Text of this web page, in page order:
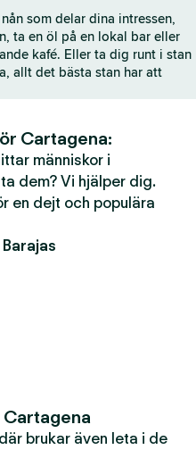
som delar dina intressen,
ta en öl på en lokal bar eller
kafé. Eller ta dig runt i stan
allt det bästa stan har att
Cartagena:
människor i
dem? Vi hjälper dig.
en dejt och populära
brukar även leta i de